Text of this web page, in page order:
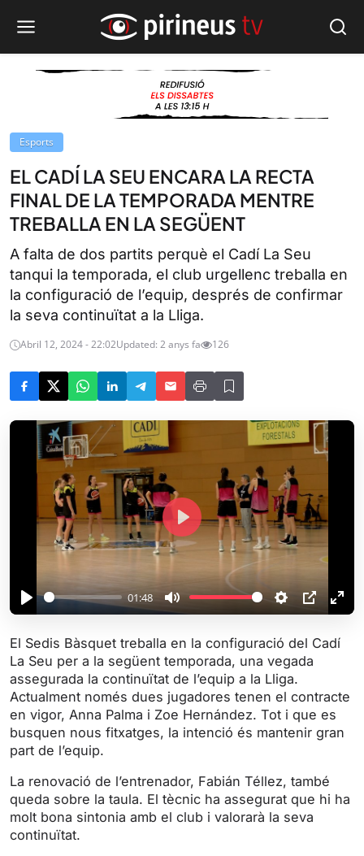
Esports
EL CADÍ LA SEU ENCARA LA RECTA
FINAL DE LA TEMPORADA MENTRE
TREBALLA EN LA SEGÜENT
A falta de dos partits perquè el Cadí La Seu
tanqui la temporada, el club urgellenc treballa en
la configuració de l’equip, després de confirmar
la seva continuïtat a la Lliga.
Abril 12, 2024 - 22:02Updated: 2 anys fa 126
P
l
a
y
01:48
M
t
e
S
e
t
t
i
n
g
P
P
E
n
r
u
s
P
a
y
El Sedis Bàsquet treballa en la configuració del Cadí
La Seu per a la següent temporada, una vegada
assegurada la continuïtat de l’equip a la Lliga.
Actualment només dues jugadores tenen el contracte
en vigor, Anna Palma i Zoe Hernández. Tot i que es
busquen nous fitxatges, la intenció és mantenir gran
part de l’equip.
La renovació de l’entrenador, Fabián Téllez, també
queda sobre la taula. El tècnic ha assegurat que hi ha
molt bona sintonia amb el club i valorarà la seva
continuïtat.